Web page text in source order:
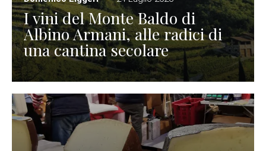
I vini del Monte Baldo di
Albino Armani, alle radici di
una cantina secolare